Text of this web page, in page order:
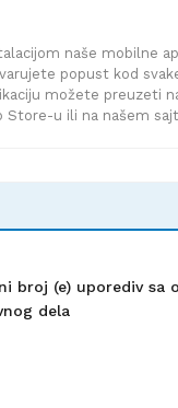
naše mobilne
popust kod
možete preuzeti
Store-u ili na našem
broj (e) uporediv sa
dela